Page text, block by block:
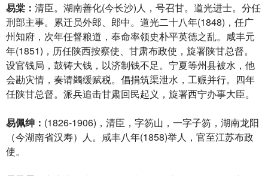
易棠： 清臣。湖南善化(今长沙)人，号召甘。道光进士。分任
刑部主事。累迁员外郎、郎中。道光二十八年(1848)，任广
州知府，次年任督粮道，奉命率领史朴平英德之乱。咸丰元
年(1851)，历任陕西按察使、甘肃布政使，旋署陕甘总督。
设官钱局，鼓铸大钱，以济制钱不足。宁夏等州县被水，他
会勘灾情，奏请蠲缓赋税。倡捐筑渠泄水，工赈并行。四年
任陕甘总督。派兵追击甘肃回民起义，旋署西宁办事大臣。
易佩绅： (1826-1906)，清臣，字笏山，一字子笏，湖南龙阳
（今湖南省汉寿）人。咸丰八年(1858)举人，官至江苏布政
使。